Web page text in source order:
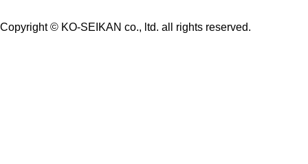
Copyright © KO-SEIKAN co., ltd. all rights reserved.